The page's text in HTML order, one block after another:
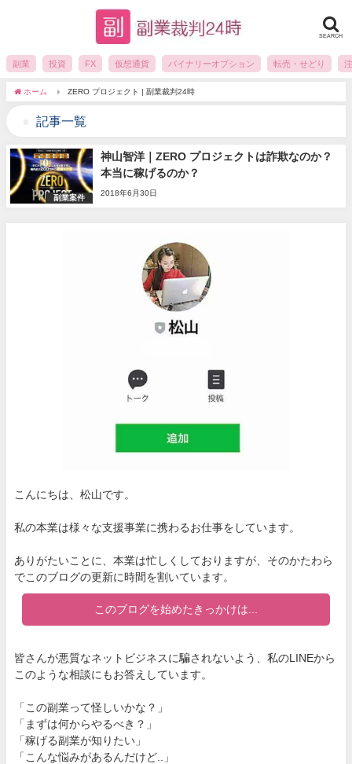
SEARCH
副業 投資 FX 仮想通貨 バイナリーオプション 転売・せどり
ホーム ZERO プロジェクト | 副業裁判24時
記事一覧
副業案件
神山智洋｜ZERO プロジェクトは詐欺なのか？
本当に稼げるのか？
2018年6月30日
こんにちは、松山です。
私の本業は様々な支援事業に携わるお仕事をしています。
ありがたいことに、本業は忙しくしておりますが、そのかたわら
でこのブログの更新に時間を割いています。
このブログを始めたきっかけは...
皆さんが悪質なネットビジネスに騙されないよう、私のLINEから
このような相談にもお答えしています。
「この副業って怪しいかな？」
「まずは何からやるべき？」
「稼げる副業が知りたい」
「こんな悩みがあるんだけど..」